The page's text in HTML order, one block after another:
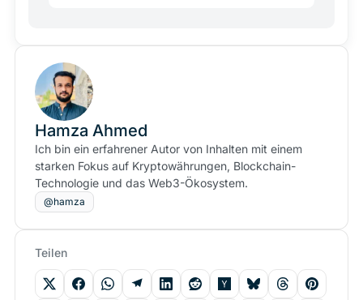
Hamza Ahmed
Ich bin ein erfahrener Autor von Inhalten mit einem
starken Fokus auf Kryptowährungen, Blockchain-
Technologie und das Web3-Ökosystem.
@hamza
Teilen